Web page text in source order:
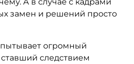
замен и решений просто
огромный
следствием